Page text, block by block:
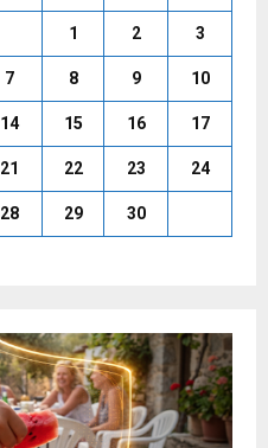
1 2 3
7 8 9 10
14 15 16 17
21 22 23 24
28 29
30